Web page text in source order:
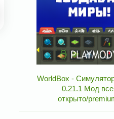
WorldBox -
0.21.1 Мод все
открыто/